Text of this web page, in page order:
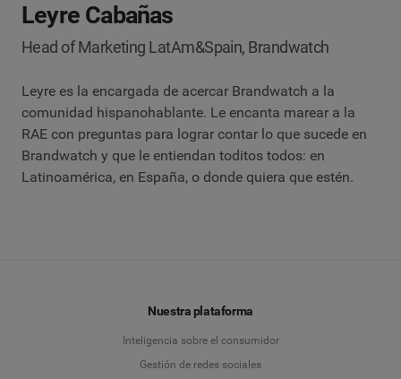
Leyre Cabañas
Head of Marketing LatAm&Spain, Brandwatch
Leyre es la encargada de acercar Brandwatch a la
comunidad hispanohablante. Le encanta marear a la
RAE con preguntas para lograr contar lo que sucede en
Brandwatch y que le entiendan toditos todos: en
Latinoamérica, en España, o donde quiera que estén.
Nuestra plataforma
Inteligencia sobre el consumidor
Gestión de redes sociales